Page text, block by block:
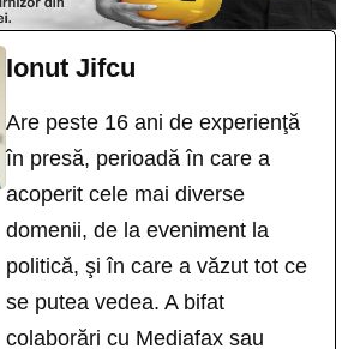
Ionut Jifcu
Are peste 16 ani de experienţă
în presă, perioadă în care a
acoperit cele mai diverse
domenii, de la eveniment la
politică, şi în care a văzut tot ce
se putea vedea. A bifat
colaborări cu Mediafax sau